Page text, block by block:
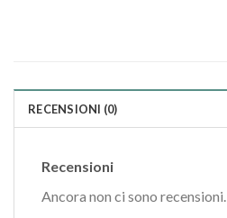
RECENSIONI (0)
Recensioni
Ancora non ci sono recensioni.